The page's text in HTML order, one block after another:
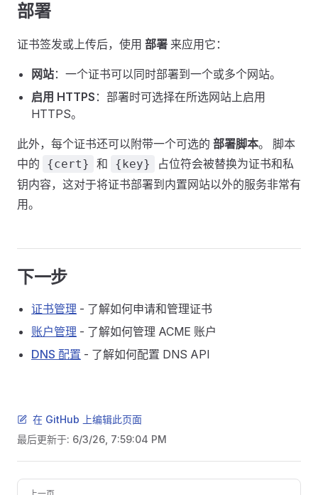
部署
证书签发或上传后，使用 部署 来应用它：
网站：一个证书可以同时部署到一个或多个网站。
启用 HTTPS ：部署时可选择在所选网站上启用
HTTPS。
此外，每个证书还可以附带一个可选的 部署脚本。 脚本
中的
{cert} 和 {key}
占位符会被替换为证书和私
钥内容，这对于将证书部署到内置网站以外的服务非常有
用。
下一步
证书管理 - 了解如何申请和管理证书
账户管理 - 了解如何管理 ACME 账户
DNS 配置 - 了解如何配置 DNS API
在 GitHub 上编辑此页面
最后更新于: 6/3/26, 7:59:04 PM
Pager